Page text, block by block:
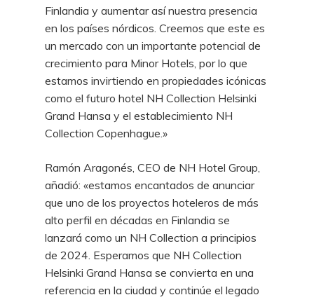
Finlandia y aumentar así nuestra presencia
en los países nórdicos. Creemos que este es
un mercado con un importante potencial de
crecimiento para Minor Hotels, por lo que
estamos invirtiendo en propiedades icónicas
como el futuro hotel NH Collection Helsinki
Grand Hansa y el establecimiento NH
Collection Copenhague.»
Ramón Aragonés, CEO de NH Hotel Group,
añadió: «estamos encantados de anunciar
que uno de los proyectos hoteleros de más
alto perfil en décadas en Finlandia se
lanzará como un NH Collection a principios
de 2024. Esperamos que NH Collection
Helsinki Grand Hansa se convierta en una
referencia en la ciudad y continúe el legado